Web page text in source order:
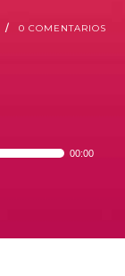
0 COMENTARIOS
00:00